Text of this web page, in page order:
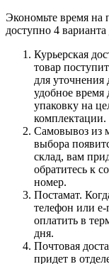
Экономьте время на
доступно 4 варианта
Курьерская
товар
для
удобное время
упаковку на
комплектации.
Самовывоз из
выбора
склад, вам
обратитесь к
номер.
Постамат.
телефон или
оплатить в
дня.
Почтовая
придет в